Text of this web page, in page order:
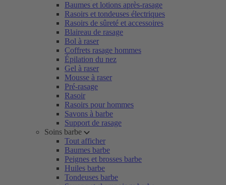
Baumes et lotions après-rasage
Rasoirs et tondeuses électriques
Rasoirs de sûreté et accessoires
Blaireau de rasage
Bol à raser
Coffrets rasage hommes
Épilation du nez
Gel à raser
Mousse à raser
Pré-rasage
Rasoir
Rasoirs pour hommes
Savons à barbe
Support de rasage
Soins barbe
Tout afficher
Baumes barbe
Peignes et brosses barbe
Huiles barbe
Tondeuses barbe